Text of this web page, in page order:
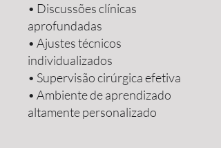
• Discussões clínicas
aprofundadas
• Ajustes técnicos
individualizados
• Supervisão cirúrgica efetiva
• Ambiente de aprendizado
altamente personalizado